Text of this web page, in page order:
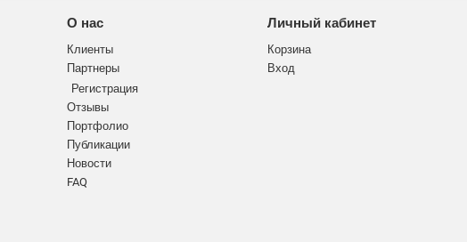
О нас
Клиенты
Партнеры
Регистрация
Отзывы
Портфолио
Публикации
Новости
FAQ
Личный кабинет
Корзина
Вход